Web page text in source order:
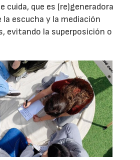
cuida, que es (re)generadora
la escucha y la mediación
evitando la superposición o